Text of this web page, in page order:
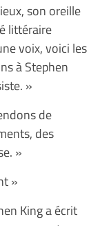
son oreille
littéraire
voix, voici les
à Stephen
»
de
des
»
»
King a écrit